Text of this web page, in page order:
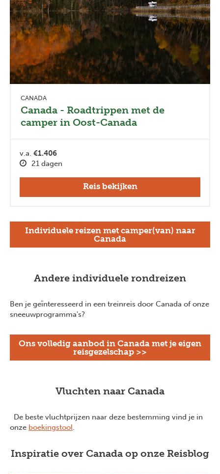
CANADA
Canada - Roadtrippen met de
camper in Oost-Canada
v.a. €1.406
21 dagen
Reis bekijken
Individuele reizen met camper(van) naar
Canada
Andere individuele rondreizen
Ben je geïnteresseerd in een treinreis door Canada of onze
sneeuwprogramma's?
Ons volledig aanbod in Canada met je eigen
reisgezelschap >>
Vluchten naar Canada
De beste vluchtprijzen naar deze bestemming vind je in
onze boekingstool.
Inspiratie over Canada op onze Reisblog